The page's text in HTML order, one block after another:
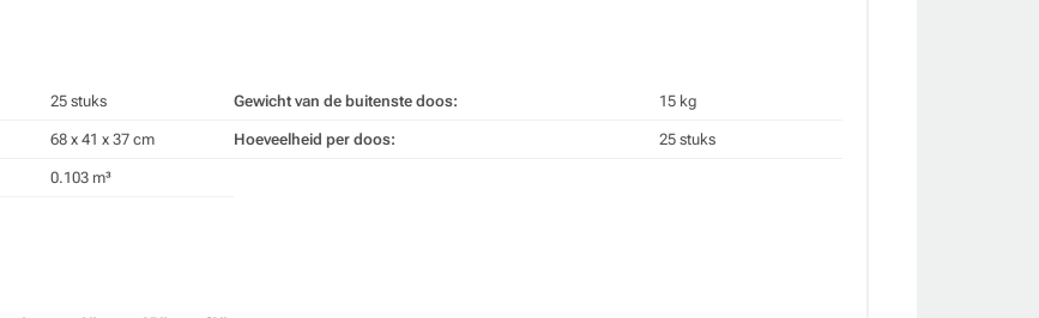
25 stuks
68 x 41 x 37 cm
0.103 m³
Gewicht van de buitenste doos: 15 kg
Hoeveelheid per doos: 25 stuks